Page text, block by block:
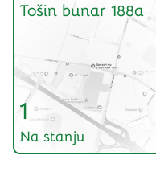
Tošin bunar 188a
1
Na stanju